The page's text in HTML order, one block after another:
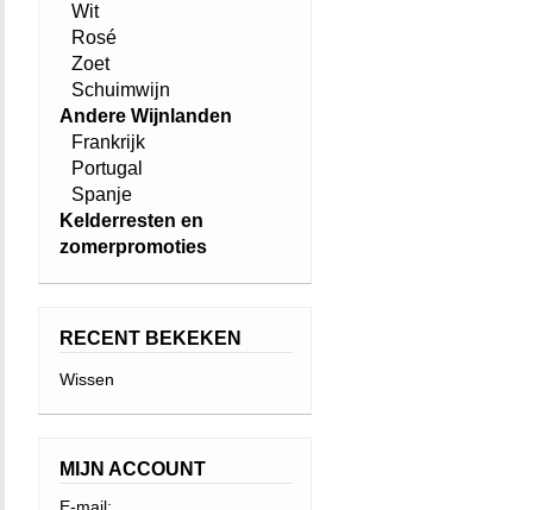
Wit
Rosé
Zoet
Schuimwijn
Andere Wijnlanden
Frankrijk
Portugal
Spanje
Kelderresten en
zomerpromoties
RECENT BEKEKEN
Wissen
MIJN ACCOUNT